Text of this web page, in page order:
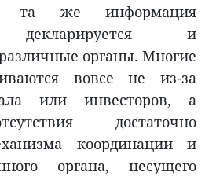
же информация
декларируется и
органы. Многие
вовсе не из-за
или инвесторов, а
достаточно
координации и
органа, несущего